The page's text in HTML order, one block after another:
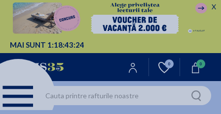
MAI SUNT 1:18:43:23
X
0 0